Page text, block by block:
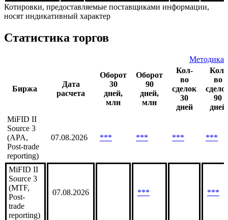
Котировки, предоставляемые поставщиками информации,
носят индикативный характер
Статистика торгов
Методика
Биржа
Дата
расчета
Оборот
30
дней,
млн
Оборот
90
дней,
млн
Кол-
во
сделок
30
дней
Кол-
во
90
дней
MiFID II
Source 3
(APA,
Post-trade
reporting)
07.08.2026 *** *** *** ***
MiFID II
Source 3
(MTF,
Post-
trade
reporting)
07.08.2026 *** ***